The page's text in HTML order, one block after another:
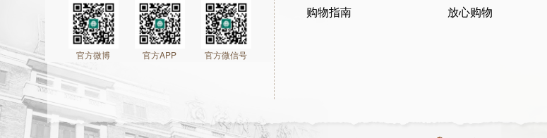
官方微博 官方APP 官方微信号
购物指南 放心购物